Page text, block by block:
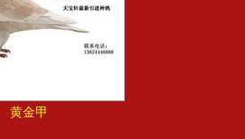
黄金甲